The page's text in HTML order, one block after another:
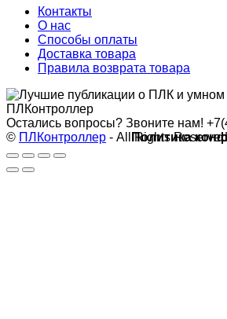
Контакты
О нас
Способы оплаты
Доставка товара
Правила возврата товара
Остались вопросы? Звоните нам!
© ПЛКонтроллер - All Rights Reserved
Политика